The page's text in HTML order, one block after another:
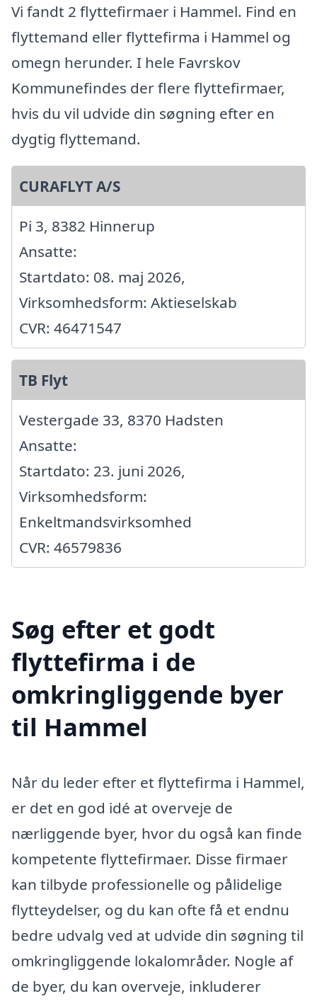
Vi fandt 2 flyttefirmaer i Hammel. Find en
flyttemand eller flyttefirma i Hammel og
omegn herunder. I hele Favrskov
Kommunefindes der flere flyttefirmaer,
hvis du vil udvide din søgning efter en
dygtig flyttemand.
CURAFLYT A/S
Pi 3, 8382 Hinnerup
Ansatte:
Startdato: 08. maj 2026,
Virksomhedsform: Aktieselskab
CVR: 46471547
TB Flyt
Vestergade 33, 8370 Hadsten
Ansatte:
Startdato: 23. juni 2026,
Virksomhedsform:
Enkeltmandsvirksomhed
CVR: 46579836
Søg efter et godt
flyttefirma i de
omkringliggende byer
til Hammel
Når du leder efter et flyttefirma i Hammel,
er det en god idé at overveje de
nærliggende byer, hvor du også kan finde
kompetente flyttefirmaer. Disse firmaer
kan tilbyde professionelle og pålidelige
flytteydelser, og du kan ofte få et endnu
bedre udvalg ved at udvide din søgning til
omkringliggende lokalområder. Nogle af
de byer, du kan overveje, inkluderer